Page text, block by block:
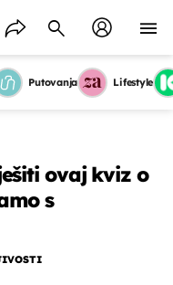
Putovanja Lifestyle
ovaj kviz o
s